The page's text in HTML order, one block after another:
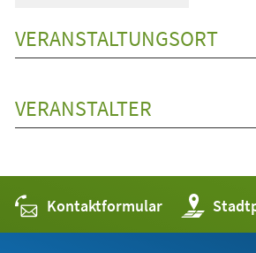
VERANSTALTUNGSORT
VERANSTALTER
Kontaktformular (Öffnet
in
einem